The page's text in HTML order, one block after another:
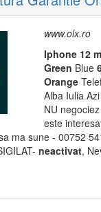
www.olx.ro
Iphone 12
Green Blue
Orange
Alba Iulia
NU
este
ma sune - 00752
neactivat,